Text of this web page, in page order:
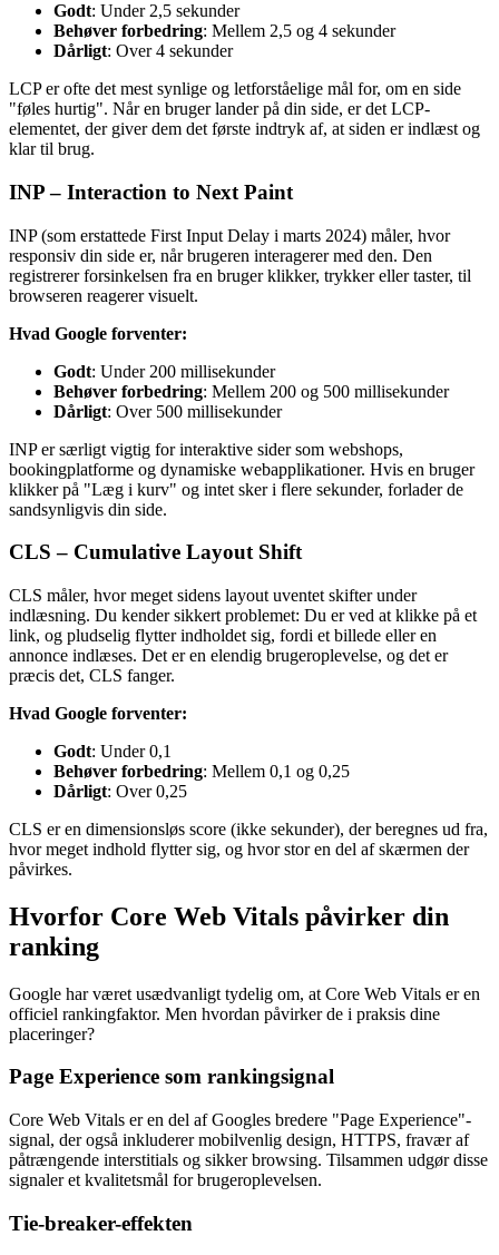
Godt: Under 2,5 sekunder
Behøver forbedring: Mellem 2,5 og 4 sekunder
Dårligt: Over 4 sekunder
LCP er ofte det mest synlige og letforståelige mål for, om en side
"føles hurtig". Når en bruger lander på din side, er det LCP-
elementet, der giver dem det første indtryk af, at siden er indlæst og
klar til brug.
INP – Interaction to Next Paint
INP (som erstattede First Input Delay i marts 2024) måler, hvor
responsiv din side er, når brugeren interagerer med den. Den
registrerer forsinkelsen fra en bruger klikker, trykker eller taster, til
browseren reagerer visuelt.
Hvad Google forventer:
Godt: Under 200 millisekunder
Behøver forbedring: Mellem 200 og 500 millisekunder
Dårligt: Over 500 millisekunder
INP er særligt vigtig for interaktive sider som webshops,
bookingplatforme og dynamiske webapplikationer. Hvis en bruger
klikker på "Læg i kurv" og intet sker i flere sekunder, forlader de
sandsynligvis din side.
CLS – Cumulative Layout Shift
CLS måler, hvor meget sidens layout uventet skifter under
indlæsning. Du kender sikkert problemet: Du er ved at klikke på et
link, og pludselig flytter indholdet sig, fordi et billede eller en
annonce indlæses. Det er en elendig brugeroplevelse, og det er
præcis det, CLS fanger.
Hvad Google forventer:
Godt: Under 0,1
Behøver forbedring: Mellem 0,1 og 0,25
Dårligt: Over 0,25
CLS er en dimensionsløs score (ikke sekunder), der beregnes ud fra,
hvor meget indhold flytter sig, og hvor stor en del af skærmen der
påvirkes.
Hvorfor Core Web Vitals påvirker din
ranking
Google har været usædvanligt tydelig om, at Core Web Vitals er en
officiel rankingfaktor. Men hvordan påvirker de i praksis dine
placeringer?
Page Experience som rankingsignal
Core Web Vitals er en del af Googles bredere "Page Experience"-
signal, der også inkluderer mobilvenlig design, HTTPS, fravær af
påtrængende interstitials og sikker browsing. Tilsammen udgør disse
signaler et kvalitetsmål for brugeroplevelsen.
Tie-breaker-effekten